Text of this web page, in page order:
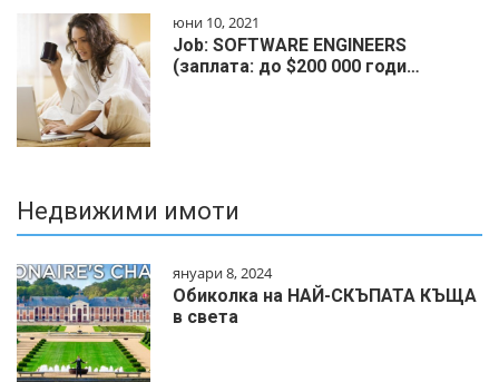
юни 10, 2021
Job: SOFTWARE ENGINEERS
(заплата: до $200 000 годи…
Недвижими имоти
януари 8, 2024
Обиколка на НАЙ-СКЪПАТА КЪЩА
в света